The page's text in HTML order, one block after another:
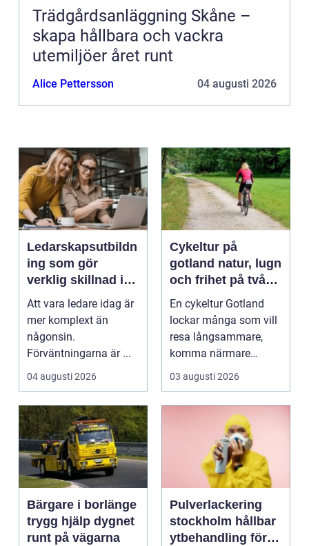
Trädgårdsanläggning Skåne –
skapa hållbara och vackra
utemiljöer året runt
Alice Pettersson 04 augusti 2026
Ledarskapsutbildn
ing som gör
verklig skillnad i
vardagen
Att vara ledare idag är
mer komplext än
någonsin.
Förväntningarna är ...
04 augusti 2026
Cykeltur på
gotland natur, lugn
och frihet på två
hjul
En cykeltur Gotland
lockar många som vill
resa långsammare,
komma närmare
naturen och känna
havsbris...
03 augusti 2026
Bärgare i borlänge
trygg hjälp dygnet
runt på vägarna
Pulverlackering
stockholm hållbar
ytbehandling för